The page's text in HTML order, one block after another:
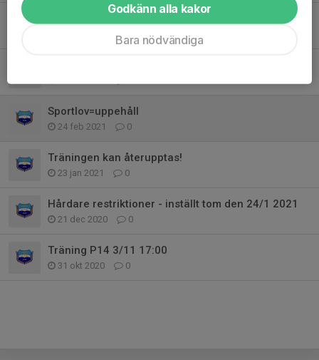
Sportlov=uppehåll
24 feb 2021 0
Träningen kan återupptas!
23 jan 2021 0
Hårdare restriktioner - inställt tom den 24/1 2021
21 dec 2020 0
Träning P14 3/11 17:00
31 okt 2020 0
Godkänn alla kakor
Bara nödvändiga